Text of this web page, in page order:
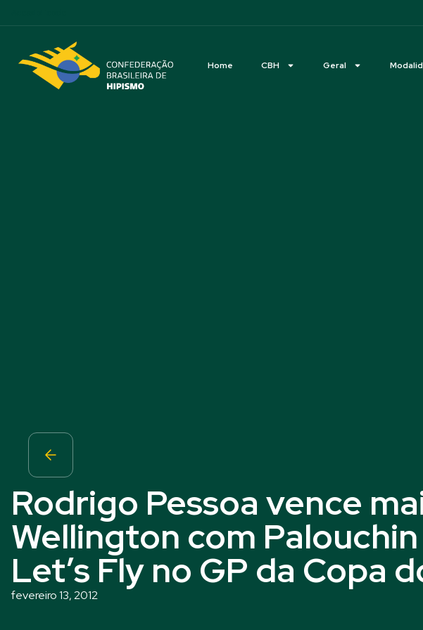
Home CBH Geral
Rodrigo Pessoa vence
Wellington com
Let’s Fly no GP da Copa
fevereiro 13, 2012